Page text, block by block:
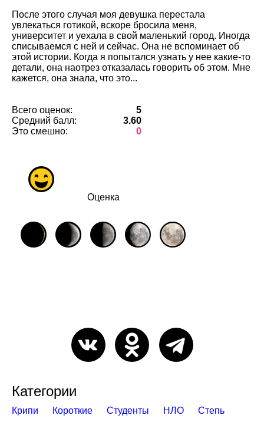
После этого случая моя девушка перестала
увлекаться готикой, вскоре бросила меня,
университет и уехала в свой маленький город. Иногда
списываемся с ней и сейчас. Она не вспоминает об
этой истории. Когда я попытался узнать у нее какие-то
детали, она наотрез отказалась говорить об этом. Мне
кажется, она знала, что это...
Всего оценок:
5
Средний балл:
3.60
Это смешно:
0
Оценка
Категории
Крипи Короткие Студенты НЛО
Степь